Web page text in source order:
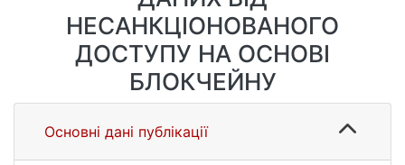
НЕСАНКЦІОНОВАНОГО
ДОСТУПУ НА ОСНОВІ
БЛОКЧЕЙНУ
Основні дані публікації